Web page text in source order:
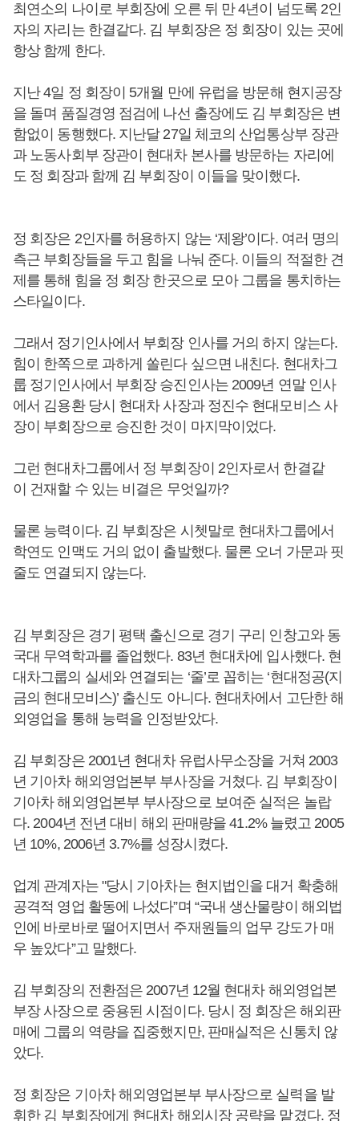
최연소의 나이로 부회장에 오른 뒤 만 4년이 넘도록 2인
자의 자리는 한결같다. 김 부회장은 정 회장이 있는 곳에
항상 함께 한다.
지난 4일 정 회장이 5개월 만에 유럽을 방문해 현지공장
을 돌며 품질경영 점검에 나선 출장에도 김 부회장은 변
함없이 동행했다. 지난달 27일 체코의 산업통상부 장관
과 노동사회부 장관이 현대차 본사를 방문하는 자리에
도 정 회장과 함께 김 부회장이 이들을 맞이했다.
정 회장은 2인자를 허용하지 않는 ‘제왕’이다. 여러 명의
측근 부회장들을 두고 힘을 나눠 준다. 이들의 적절한 견
제를 통해 힘을 정 회장 한곳으로 모아 그룹을 통치하는
스타일이다.
그래서 정기인사에서 부회장 인사를 거의 하지 않는다.
힘이 한쪽으로 과하게 쏠린다 싶으면 내친다. 현대차그
룹 정기인사에서 부회장 승진인사는 2009년 연말 인사
에서 김용환 당시 현대차 사장과 정진수 현대모비스 사
장이 부회장으로 승진한 것이 마지막이었다.
그런 현대차그룹에서 정 부회장이 2인자로서 한결같
이 건재할 수 있는 비결은 무엇일까?
물론 능력이다. 김 부회장은 시쳇말로 현대차그룹에서
학연도 인맥도 거의 없이 출발했다. 물론 오너 가문과 핏
줄도 연결되지 않는다.
김 부회장은 경기 평택 출신으로 경기 구리 인창고와 동
국대 무역학과를 졸업했다. 83년 현대차에 입사했다. 현
대차그룹의 실세와 연결되는 ‘줄’로 꼽히는 ‘현대정공(지
금의 현대모비스)’ 출신도 아니다. 현대차에서 고단한 해
외영업을 통해 능력을 인정받았다.
김 부회장은 2001년 현대차 유럽사무소장을 거쳐 2003
년 기아차 해외영업본부 부사장을 거쳤다. 김 부회장이
기아차 해외영업본부 부사장으로 보여준 실적은 놀랍
다. 2004년 전년 대비 해외 판매량을 41.2% 늘렸고 2005
년 10%, 2006년 3.7%를 성장시켰다.
업계 관계자는 "당시 기아차는 현지법인을 대거 확충해
공격적 영업 활동에 나섰다”며 “국내 생산물량이 해외법
인에 바로바로 떨어지면서 주재원들의 업무 강도가 매
우 높았다”고 말했다.
김 부회장의 전환점은 2007년 12월 현대차 해외영업본
부장 사장으로 중용된 시점이다. 당시 정 회장은 해외판
매에 그룹의 역량을 집중했지만, 판매실적은 신통치 않
았다.
정 회장은 기아차 해외영업본부 부사장으로 실력을 발
휘한 김 부회장에게 현대차 해외시장 공략을 맡겼다. 정